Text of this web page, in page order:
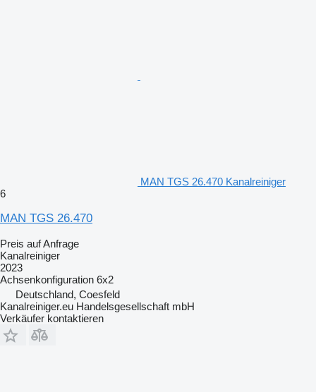
MAN TGS 26.470 Kanalreiniger
6
MAN TGS 26.470
Preis auf Anfrage
Kanalreiniger
2023
Achsenkonfiguration 6x2
Deutschland, Coesfeld
Kanalreiniger.eu Handelsgesellschaft mbH
Verkäufer kontaktieren